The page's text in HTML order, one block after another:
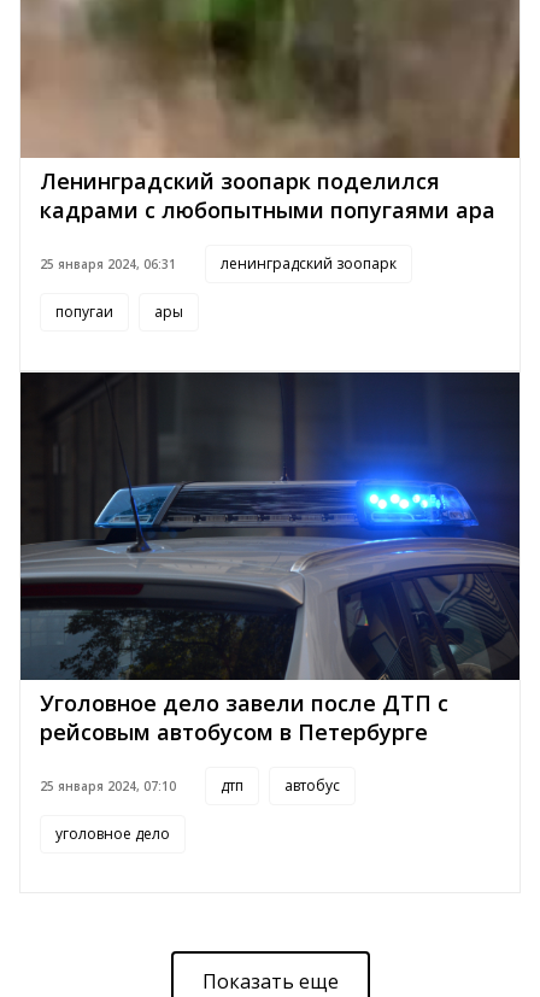
Ленинградский зоопарк поделился
кадрами с любопытными попугаями ара
25 января 2024, 06:31 ленинградский зоопарк
попугаи ары
Уголовное дело завели после ДТП с
рейсовым автобусом в Петербурге
25 января 2024, 07:10 дтп автобус
уголовное дело
Показать еще